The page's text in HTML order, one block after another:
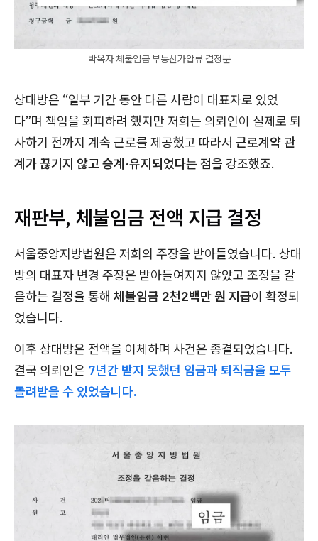
박옥자 체불임금 부동산가압류 결정문
상대방은 “일부 기간 동안 다른 사람이 대표자로 있었
다”며 책임을 회피하려 했지만 저희는 의뢰인이 실제로 퇴
사하기 전까지 계속 근로를 제공했고 따라서 근로계약 관
계가 끊기지 않고 승계·유지되었다는 점을 강조했죠.
재판부, 체불임금 전액 지급 결정
서울중앙지방법원은 저희의 주장을 받아들였습니다. 상대
방의 대표자 변경 주장은 받아들여지지 않았고 조정을 갈
음하는 결정을 통해 체불임금 2천2백만 원 지급이 확정되
었습니다.
이후 상대방은 전액을 이체하며 사건은 종결되었습니다.
결국 의뢰인은 7년간 받지 못했던 임금과 퇴직금을 모두
돌려받을 수 있었습니다.